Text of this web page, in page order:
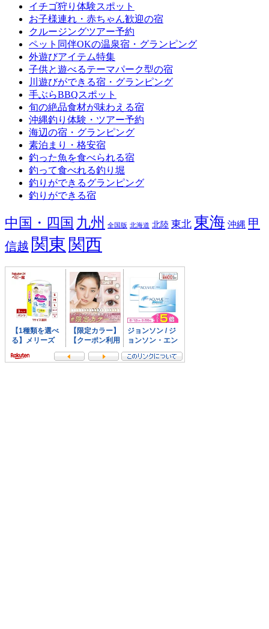
イチゴ狩り体験スポット
お子様連れ・赤ちゃん歓迎の宿
クルージングツアー予約
ペット同伴OKの温泉宿・グランピング
外遊びアイテム特集
子供と遊べるテーマパーク型の宿
川遊びができる宿・グランピング
手ぶらBBQスポット
旬の絶品食材が味わえる宿
沖縄釣り体験・ツアー予約
海辺の宿・グランピング
素泊まり・格安宿
釣った魚を食べられる宿
釣って食べれる釣り堀
釣りができるグランピング
釣りができる宿
中国・四国 九州 全国版 北海道 北陸 東北 東海 沖縄 甲
信越 関東 関西